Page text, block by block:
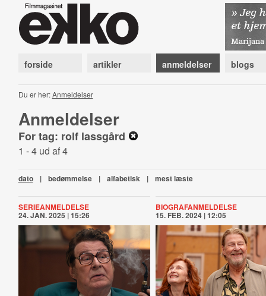
forside artikler anmeldelser blogs
Du er her:Anmeldelser
Anmeldelser
For tag: rolf lassgård
1 - 4 ud af 4
dato | bedømmelse | alfabetisk | mest læste
SERIEANMELDELSE
24. JAN. 2025 | 15:26
BIOGRAFANMELDELSE
15. FEB. 2024 | 12:05